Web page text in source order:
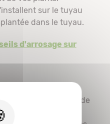
sur le tuyau
dans le tuyau.
d'arrosage sur
perforateur afin de
ainsi que de